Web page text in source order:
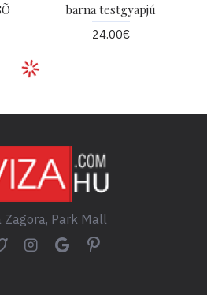
barna testgyapjú
24.00€
Zagora, Park Mall